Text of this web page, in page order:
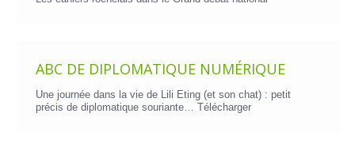
ABC DE DIPLOMATIQUE NUMÉRIQUE
Une journée dans la vie de Lili Eting (et son chat) : petit
précis de diplomatique souriante… Télécharger